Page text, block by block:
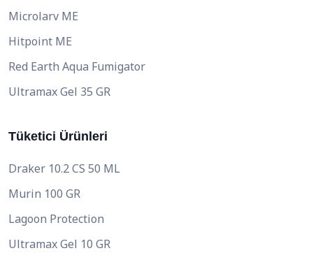
Microlarv ME
Hitpoint ME
Red Earth Aqua Fumigator
Ultramax Gel 35 GR
Tüketici Ürünleri
Draker 10.2 CS 50 ML
Murin 100 GR
Lagoon Protection
Ultramax Gel 10 GR